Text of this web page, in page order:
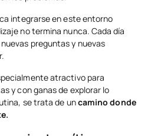
integrarse en este entorno
no termina nunca. Cada día
preguntas y nuevas
atractivo para
y con ganas de explorar lo
se trata de uncamino donde